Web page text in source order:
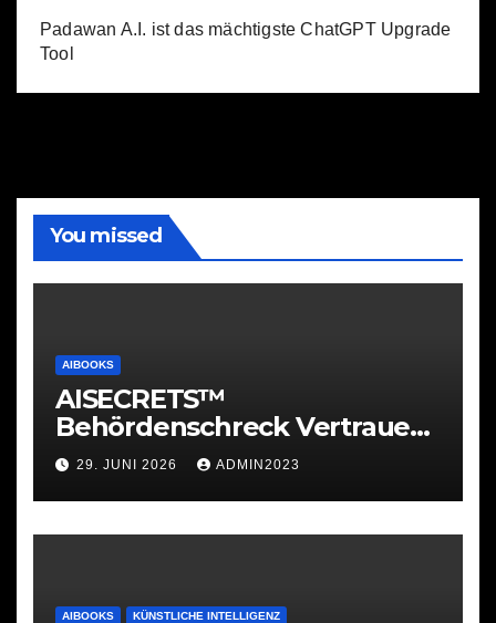
Padawan A.I. ist das mächtigste ChatGPT Upgrade
Tool
You missed
AIBOOKS
AISECRETS™
Behördenschreck Vertrauen.
Struktur. Unterstützung.
29. JUNI 2026 ADMIN2023
AIBOOKS KÜNSTLICHE INTELLIGENZ